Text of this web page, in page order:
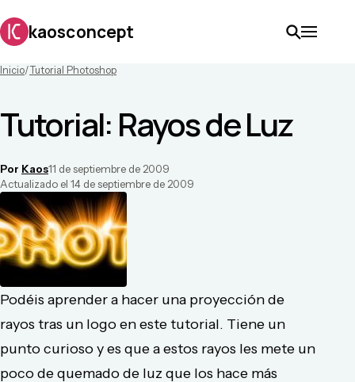
kaosconcept
Inicio/Tutorial Photoshop
Tutorial: Rayos de Luz
Por Kaos11 de septiembre de 2009
Actualizado el 14 de septiembre de 2009
Podéis aprender a hacer una proyección de
rayos tras un logo en este tutorial. Tiene un
punto curioso y es que a estos rayos les mete un
poco de quemado de luz que los hace más